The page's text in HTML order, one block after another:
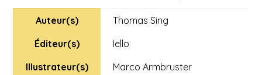
Auteur(s)
Thomas Sing
Éditeur(s)
Iello
Illustrateur(s)
Marco Armbruster